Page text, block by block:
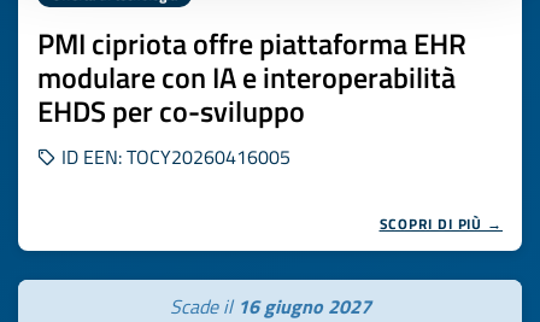
PMI cipriota offre piattaforma EHR
modulare con IA e interoperabilità
EHDS per co-sviluppo
ID EEN: TOCY20260416005
SCOPRI DI PIÙ →
Scade il 16 giugno 2027